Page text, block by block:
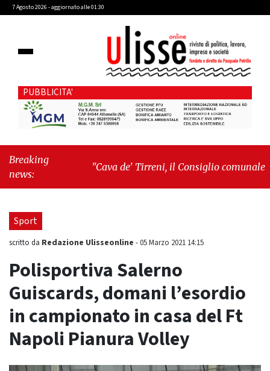
7 Agosto 2026 - aggiornato alle 01:30
PUBBLICITA'
Breaking
news:
"Cava de' Tirreni, il Consiglio comunale
Sport
scritto da Redazione Ulisseonline -05 Marzo 2021 14:15
Polisportiva Salerno
Guiscards, domani l’esordio
in campionato in casa del Ft
Napoli Pianura Volley